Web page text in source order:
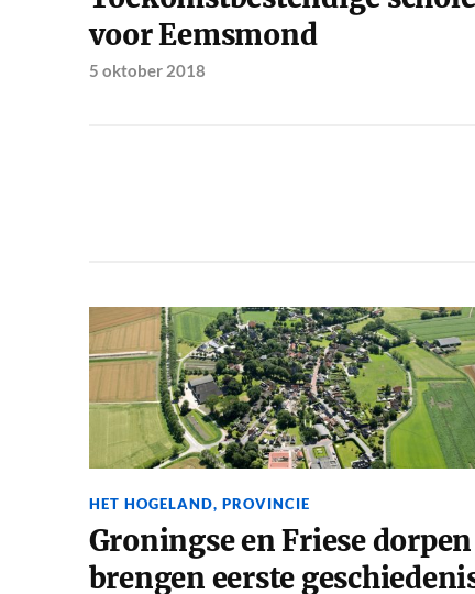
voor Eemsmond
5 oktober 2018
HET HOGELAND, PROVINCIE
Groningse en Friese dorpen
brengen eerste